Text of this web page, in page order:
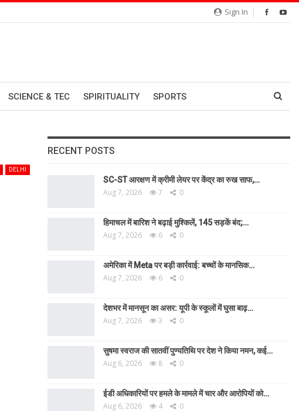
Sign In
SCIENCE & TEC SPIRITUALITY SPORTS
DELHI
RECENT POSTS
SC-ST आरक्षण में क्रीमी लेयर पर केंद्र का रुख साफ,…
Aug 7, 2026 7 0
हिमाचल में बारिश ने बढ़ाई मुश्किलें, 145 सड़कें बंद;…
Aug 7, 2026 6 0
अमेरिका में Meta पर बड़ी कार्रवाई: बच्चों के मानसिक…
Aug 7, 2026 6 0
देशभर में मानसून का असर: यूपी के स्कूलों में घुसा बाढ़…
Aug 7, 2026 3 0
सुषमा स्वराज की सातवीं पुण्यतिथि पर देश ने किया नमन, कई…
Aug 6, 2026 8 0
ईडी अधिकारियों पर हमले के मामले में चार और आरोपियों को…
Aug 6, 2026 4 0